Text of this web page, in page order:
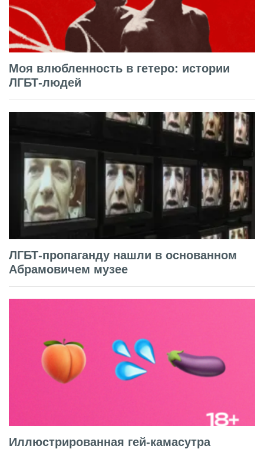
Моя влюбленность в гетеро: истории
ЛГБТ-людей
ЛГБТ-пропаганду нашли в основанном
Абрамовичем музее
Иллюстрированная гей-камасутра